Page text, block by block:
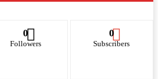
0
Followers
0
Subscribers